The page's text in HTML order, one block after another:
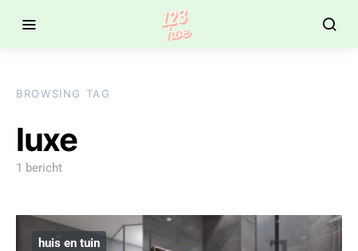
BROWSING TAG
luxe
1 bericht
huis en tuin